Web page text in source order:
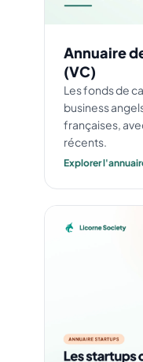
Annuaire
(VC)
Les fonds de
business
françaises,
récents.
Explorer